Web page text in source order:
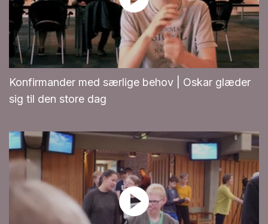
Konfirmander med særlige behov | Oskar glæder
sig til den store dag